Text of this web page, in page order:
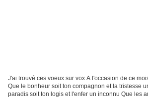
J'ai trouvé ces voeux sur vox A l'occasion de ce
Que le bonheur soit ton compagnon et la tristesse
paradis soit ton logis et l'enfer un inconnu Que les